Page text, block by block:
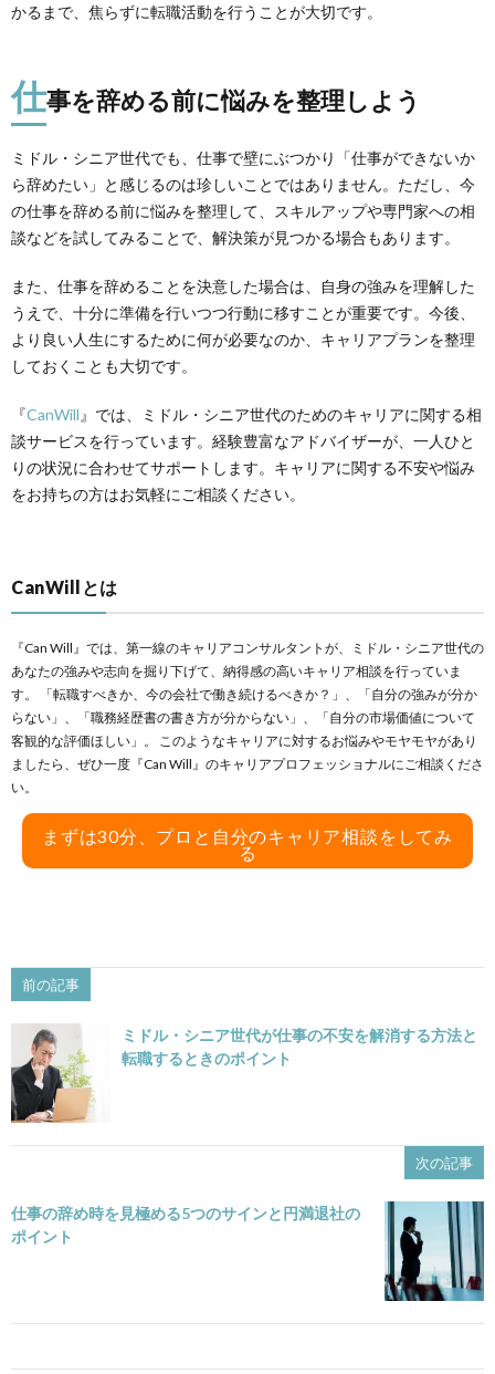
かるまで、焦らずに転職活動を行うことが大切です。
仕事を辞める前に悩みを整理しよう
ミドル・シニア世代でも、仕事で壁にぶつかり「仕事ができないか
ら辞めたい」と感じるのは珍しいことではありません。ただし、今
の仕事を辞める前に悩みを整理して、スキルアップや専門家への相
談などを試してみることで、解決策が見つかる場合もあります。
また、仕事を辞めることを決意した場合は、自身の強みを理解した
うえで、十分に準備を行いつつ行動に移すことが重要です。今後、
より良い人生にするために何が必要なのか、キャリアプランを整理
しておくことも大切です。
『CanWill 』では、ミドル・シニア世代のためのキャリアに関する相
談サービスを行っています。経験豊富なアドバイザーが、一人ひと
りの状況に合わせてサポートします。キャリアに関する不安や悩み
をお持ちの方はお気軽にご相談ください。
CanWillとは
『Can Will』では、第一線のキャリアコンサルタントが、ミドル・シニア世代の
あなたの強みや志向を掘り下げて、納得感の高いキャリア相談を行っていま
す。 「転職すべきか、今の会社で働き続けるべきか？」、「自分の強みが分か
らない」、「職務経歴書の書き方が分からない」、「自分の市場価値について
客観的な評価ほしい」。 このようなキャリアに対するお悩みやモヤモヤがあり
ましたら、ぜひ一度『Can Will』のキャリアプロフェッショナルにご相談くださ
い。
まずは30分、プロと自分のキャリア相談をしてみ
る
前の記事
ミドル・シニア世代が仕事の不安を解消する方法と
転職するときのポイント
次の記事
仕事の辞め時を見極める5つのサインと円満退社の
ポイント